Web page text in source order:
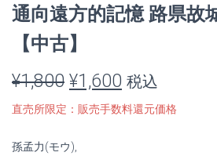
通向遠方的記憶 路県故
【中古】
¥1,800 元
の
価
¥1,600 現
在
税込
直売所限定：販売手数料還元価格
孫孟力(モウ),